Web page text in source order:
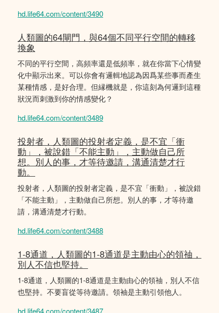
hd.life64.com/content/3490
人類圖的64閘門，與64個不同平行空間的轉移
換象
不同的平行空間，高頻率還是低頻率，就在你當下心情變
化中顯示出來。可以你會有邏輯地認為因爲某些事而產生
某種情感，是好合理。但縁機就是，你這刻為何邏到這種
狀況而刺激到你的情感變化？
hd.life64.com/content/3489
投射者，人類圖的投射者定義，是不宜「衝
動」，被說錯「不能主動」，主動做自己所
想。別人的事，才等待邀請，溝通清楚才行
動。
投射者，人類圖的投射者定義，是不宜「衝動」，被說錯
「不能主動」，主動做自己所想。別人的事，才等待邀
請，溝通清楚才行動。
hd.life64.com/content/3488
1-8通道，人類圖的1-8通道是主動由心的領䄂，
別人不信也堅持。
1-8通道，人類圖的1-8通道是主動由心的領䄂，別人不信
也堅持。不要盲從等待邀請。領袖是主動引領他人。
hd.life64.com/content/3487